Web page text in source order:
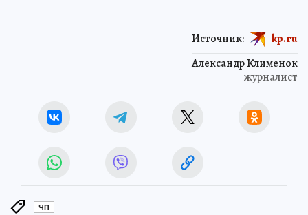
Александр Клименок
журналист
Источник: kp.ru
ЧП